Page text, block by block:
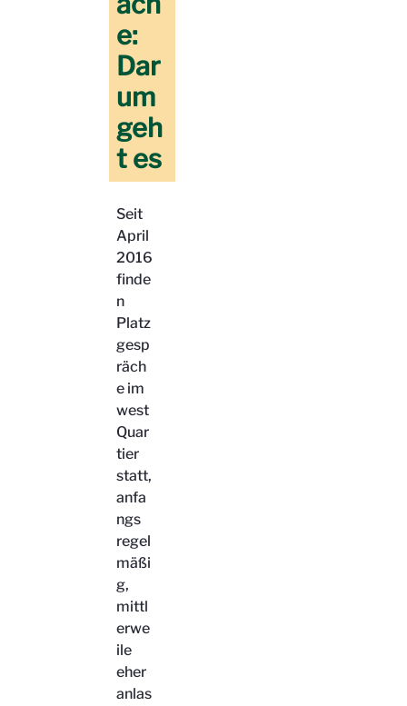
e:
Dar
um
geh
t es
Seit
April
2016
finde
n
Platz
gesp
räch
e im
west
Quar
tier
statt,
anfa
ngs
regel
mäßi
g,
mittl
erwe
ile
eher
anlas